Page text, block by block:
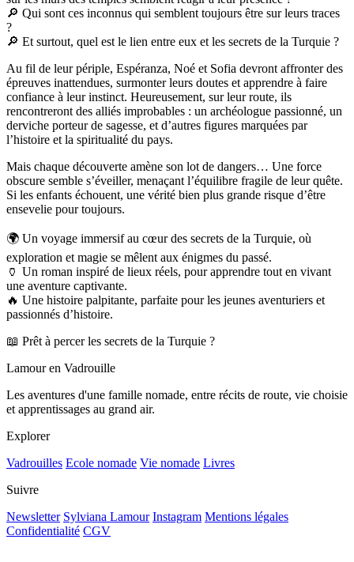
🔎 Qui sont ces inconnus qui semblent toujours être sur leurs traces
?
🔎 Et surtout, quel est le lien entre eux et les secrets de la Turquie ?
Au fil de leur périple, Espéranza, Noé et Sofia devront affronter des
épreuves inattendues, surmonter leurs doutes et apprendre à faire
confiance à leur instinct. Heureusement, sur leur route, ils
rencontreront des alliés improbables : un archéologue passionné, un
derviche porteur de sagesse, et d’autres figures marquées par
l’histoire et la spiritualité du pays.
Mais chaque découverte amène son lot de dangers… Une force
obscure semble s’éveiller, menaçant l’équilibre fragile de leur quête.
Si les enfants échouent, une vérité bien plus grande risque d’être
ensevelie pour toujours.
🌍 Un voyage immersif au cœur des secrets de la Turquie, où
exploration et magie se mêlent aux énigmes du passé.
🏺 Un roman inspiré de lieux réels, pour apprendre tout en vivant
une aventure captivante.
🔥 Une histoire palpitante, parfaite pour les jeunes aventuriers et
passionnés d’histoire.
📖 Prêt à percer les secrets de la Turquie ?
Lamour en Vadrouille
Les aventures d'une famille nomade, entre récits de route, vie choisie
et apprentissages au grand air.
Explorer
Vadrouilles Ecole nomade Vie nomade Livres
Suivre
Newsletter Sylviana Lamour Instagram Mentions légales
Confidentialité CGV